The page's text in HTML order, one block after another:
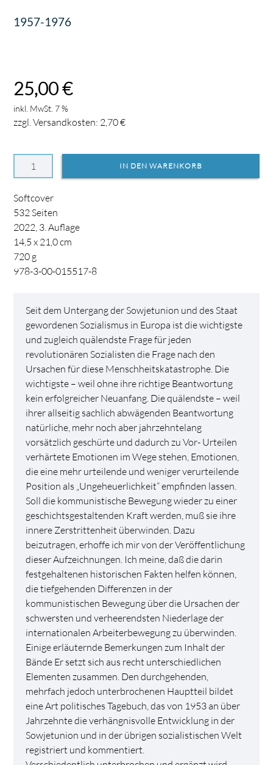
1957-1976
25,00€
inkl. MwSt. 7 %
zzgl. Versandkosten: 2,70€
Softcover
532Seiten
2022, 3. Auflage
14,5 x 21,0 cm
720 g
978-3-00-015517-8
Seit dem Untergang der Sowjetunion und des Staat
gewordenen Sozialismus in Europa ist die wichtigste
und zugleich quälendste Frage für jeden
revolutionären Sozialisten die Frage nach den
Ursachen für diese Menschheitskatastrophe. Die
wichtigste – weil ohne ihre richtige Beantwortung
kein erfolgreicher Neuanfang. Die quälendste – weil
ihrer allseitig sachlich abwägenden Beantwortung
natürliche, mehr noch aber jahrzehntelang
vorsätzlich geschürte und dadurch zu Vor- Urteilen
verhärtete Emotionen im Wege stehen, Emotionen,
die eine mehr urteilende und weniger verurteilende
Position als „Ungeheuerlichkeit“ empfinden lassen.
Soll die kommunistische Bewegung wieder zu einer
geschichtsgestaltenden Kraft werden, muß sie ihre
innere Zerstrittenheit überwinden. Dazu
beizutragen, erhoffe ich mir von der Veröffentlichung
dieser Aufzeichnungen. Ich meine, daß die darin
festgehaltenen historischen Fakten helfen können,
die tiefgehenden Differenzen in der
kommunistischen Bewegung über die Ursachen der
schwersten und verheerendsten Niederlage der
internationalen Arbeiterbewegung zu überwinden.
Einige erläuternde Bemerkungen zum Inhalt der
Bände Er setzt sich aus recht unterschiedlichen
Elementen zusammen. Den durchgehenden,
mehrfach jedoch unterbrochenen Hauptteil bildet
eine Art politisches Tagebuch, das von 1953 an über
Jahrzehnte die verhängnisvolle Entwicklung in der
Sowjetunion und in der übrigen sozialistischen Welt
registriert und kommentiert.